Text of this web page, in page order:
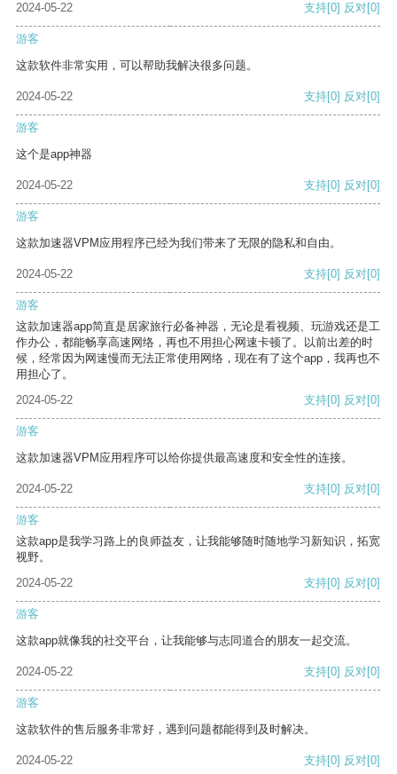
2024-05-22 支持[0] 反对[0]
游客
这款软件非常实用，可以帮助我解决很多问题。
2024-05-22 支持[0] 反对[0]
游客
这个是app神器
2024-05-22 支持[0] 反对[0]
游客
这款加速器VPM应用程序已经为我们带来了无限的隐私和自由。
2024-05-22 支持[0] 反对[0]
游客
这款加速器app简直是居家旅行必备神器，无论是看视频、玩游戏还是工
作办公，都能畅享高速网络，再也不用担心网速卡顿了。以前出差的时
候，经常因为网速慢而无法正常使用网络，现在有了这个app，我再也不
用担心了。
2024-05-22
支持[0] 反对[0]
游客
这款加速器VPM应用程序可以给你提供最高速度和安全性的连接。
2024-05-22 支持[0] 反对[0]
游客
这款app是我学习路上的良师益友，让我能够随时随地学习新知识，拓宽
视野。
2024-05-22
支持[0] 反对[0]
游客
这款app就像我的社交平台，让我能够与志同道合的朋友一起交流。
2024-05-22 支持[0] 反对[0]
游客
这款软件的售后服务非常好，遇到问题都能得到及时解决。
2024-05-22 支持[0] 反对[0]